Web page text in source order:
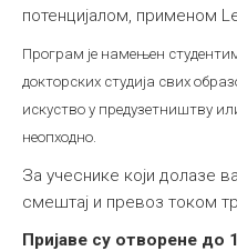
потенцијалом, применом
Програм је намењен
докторских студија свих
искуство у предузетништву
неопходно.
За учеснике који долазе
смештај и превоз током
Пријаве су отворене до